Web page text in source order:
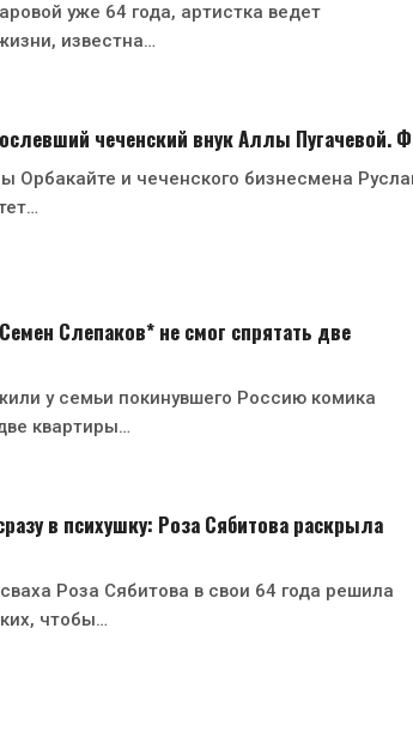
уже 64 года, артистка ведет
известна…
чеченский внук Аллы Пугачевой.
Орбакайте и чеченского бизнесмена
Слепаков* не смог спрятать две
у семьи покинувшего Россию комика
квартиры…
в психушку: Роза Сябитова раскрыла
Роза Сябитова в свои 64 года решила
чтобы…